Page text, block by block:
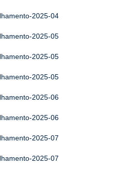
2025-04
2025-05
2025-05
2025-05
2025-06
2025-06
2025-07
2025-07